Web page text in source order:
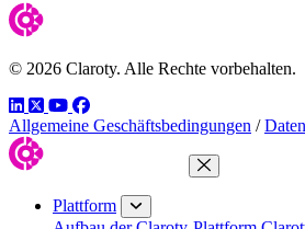
© 2026 Claroty. Alle Rechte vorbehalten.
LinkedIn
TwitterYouTube
Facebook
Allgemeine Geschäftsbedingungen /
Menü schließen
Plattform